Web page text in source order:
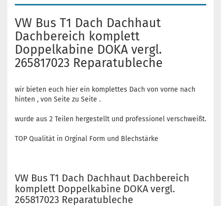
VW Bus T1 Dach Dachhaut
Dachbereich komplett
Doppelkabine DOKA vergl.
265817023 Reparatubleche
wir bieten euch hier ein komplettes Dach von vorne nach
hinten , von Seite zu Seite .
wurde aus 2 Teilen hergestellt und professionel verschweißt.
TOP Qualität in Orginal Form und Blechstärke
VW Bus T1 Dach Dachhaut Dachbereich
komplett Doppelkabine DOKA vergl.
265817023 Reparatubleche